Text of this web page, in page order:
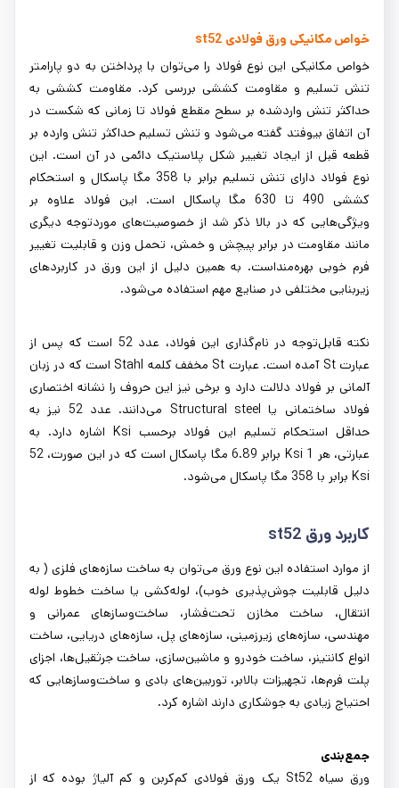
خواص مکانیکی ورق فولادی st52
خواص مکانیکی این نوع فولاد را می‌توان با پرداختن به دو پارامتر
تنش تسلیم و مقاومت کششی بررسی کرد. مقاومت کششی به
حداکثر تنش واردشده بر سطح مقطع فولاد تا زمانی که شکست در
آن اتفاق بیوفتد گفته می‌شود و تنش تسلیم حداکثر تنش وارده بر
قطعه قبل از ایجاد تغییر شکل پلاستیک دائمی در آن است. این
نوع فولاد دارای تنش تسلیم برابر با 358 مگا پاسکال و استحکام
کششی 490 تا 630 مگا پاسکال است. این فولاد علاوه بر
ویژگی‌هایی که در بالا ذکر شد از خصوصیت‌های موردتوجه دیگری
مانند مقاومت در برابر پیچش و خمش، تحمل وزن و قابلیت تغییر
فرم خوبی بهره‌مند‌است. به همین دلیل از این ورق در کاربردهای
زیربنایی مختلفی در صنایع مهم استفاده می‌شود.
نکته قابل‌توجه در نام‌گذاری این فولاد، عدد 52 است که پس از
عبارت St آمده است. عبارت St مخفف کلمه Stahl است که در زبان
آلمانی بر فولاد دلالت دارد و برخی نیز این حروف را نشانه اختصاری
فولاد ساختمانی یا Structural steel می‌دانند. عدد 52 نیز به
حداقل استحکام تسلیم این فولاد برحسب Ksi اشاره دارد. به
عبارتی، هر 1 Ksi برابر 6.89 مگا پاسکال است که در این صورت، 52
Ksi برابر با 358 مگا پاسکال می‌شود.
کاربرد ورق st52
از موارد استفاده این نوع ورق می‌توان به ساخت سازه‌های فلزی ( به
دلیل قابلیت جوش‌پذیری خوب)، لوله‌کشی یا ساخت خطوط لوله
انتقال، ساخت مخازن تحت‌فشار، ساخت‌وسازهای عمرانی و
مهندسی، سازه‌های زیرزمینی، سازه‌های پل، سازه‌های دریایی، ساخت
انواع کانتینر، ساخت خودرو و ماشین‌سازی، ساخت جرثقیل‌ها، اجزای
پلت فرم‌ها، تجهیزات بالابر، توربین‌های بادی و ساخت‌وسازهایی که
احتیاج زیادی به جوشکاری دارند اشاره کرد.
جمع‌بندی
ورق سیاه St52 یک ورق فولادی کم‌کربن و کم آلیاژ بوده که از